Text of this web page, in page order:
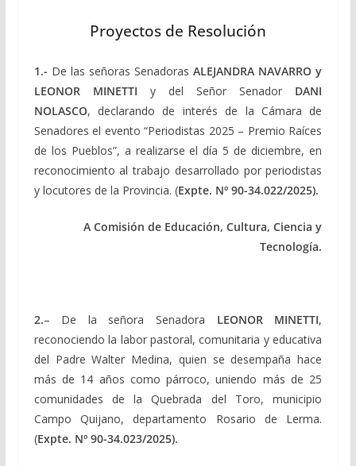
Proyectos de Resolución
1.- De las señoras SenadorasALEJANDRA NAVARRO y
LEONOR MINETTI y del Señor Senador DANI
NOLASCO, declarando de interés de la Cámara de
Senadores el evento “Periodistas 2025 – Premio Raíces
de los Pueblos”, a realizarse el día 5 de diciembre, en
reconocimiento al trabajo desarrollado por periodistas
y locutores de la Provincia. (Expte. Nº 90-34.022/2025).
A Comisión de Educación, Cultura, Ciencia y
Tecnología.
2.– De la señora Senadora LEONOR MINETTI,
reconociendo la labor pastoral, comunitaria y educativa
del Padre Walter Medina, quien se desempaña hace
más de 14 años como párroco, uniendo más de 25
comunidades de la Quebrada del Toro, municipio
Campo Quijano, departamento Rosario de Lerma.
(Expte. Nº 90-34.023/2025).